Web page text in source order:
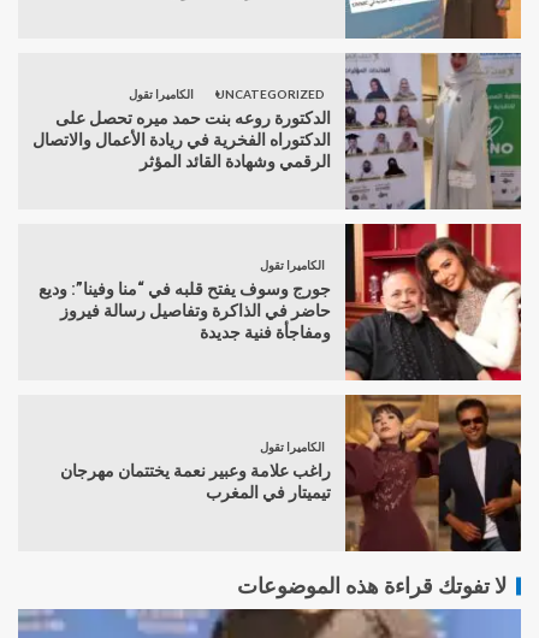
UNCATEGORIZED الكاميرا تقول
الدكتورة روعه بنت حمد ميره تحصل على
الدكتوراه الفخرية في ريادة الأعمال والاتصال
الرقمي وشهادة القائد المؤثر
الكاميرا تقول
جورج وسوف يفتح قلبه في “منا وفينا”: وديع
حاضر في الذاكرة وتفاصيل رسالة فيروز
ومفاجأة فنية جديدة
الكاميرا تقول
راغب علامة وعبير نعمة يختتمان مهرجان
تيميتار في المغرب
لا تفوتك قراءة هذه الموضوعات